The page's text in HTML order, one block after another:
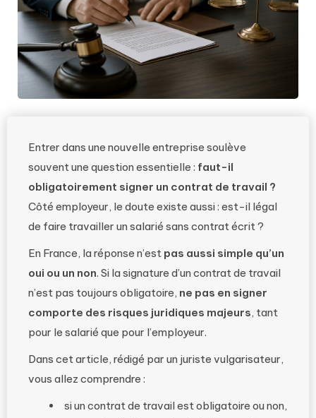
Entrer dans une nouvelle entreprise soulève
souvent une question essentielle : faut-il
obligatoirement signer un contrat de travail ?
Côté employeur, le doute existe aussi : est-il légal
de faire travailler un salarié sans contrat écrit ?
En France, la réponse n’est pas aussi simple qu’un
oui ou un non. Si la signature d’un contrat de travail
n’est pas toujours obligatoire, ne pas en signer
comporte des risques juridiques majeurs, tant
pour le salarié que pour l’employeur.
Dans cet article, rédigé par un juriste vulgarisateur,
vous allez comprendre :
si un contrat de travail est obligatoire ou non,